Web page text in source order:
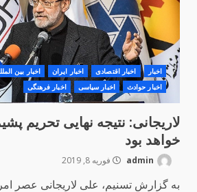
اخبار اخبار اقتصادی اخبار ایران اخبار بین
اخبار حوادث
اخبار سیاسی اخبار فرهنگی
لاریجانی: نتیجه نهایی تحریم
خواهد بود
فوریه 8, 2019
به گزارش تسنیم، علی لاریجانی عصر